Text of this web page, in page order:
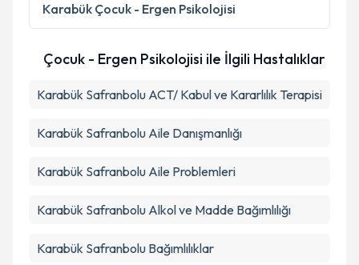
Karabük Çocuk - Ergen Psikolojisi
Çocuk - Ergen Psikolojisi ile İlgili Hastalıklar
Karabük Safranbolu ACT/ Kabul ve Kararlılık Terapisi
Karabük Safranbolu Aile Danışmanlığı
Karabük Safranbolu Aile Problemleri
Karabük Safranbolu Alkol ve Madde Bağımlılığı
Karabük Safranbolu Bağımlılıklar